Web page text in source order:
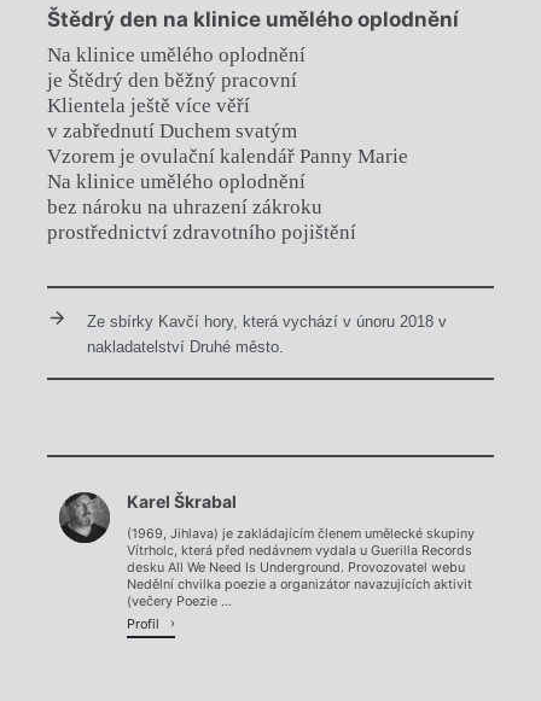
Štědrý den na klinice umělého oplodnění
Na klinice umělého oplodnění
je Štědrý den běžný pracovní
Klientela ještě více věří
v zabřednutí Duchem svatým
Vzorem je ovulační kalendář Panny Marie
Na klinice umělého oplodnění
bez nároku na uhrazení zákroku
prostřednictví zdravotního pojištění
Ze sbírky Kavčí hory, která vychází v únoru 2018 v
nakladatelství Druhé město.
Chviličku.
Načítá se.
Karel Škrabal
(1969, Jihlava) je zakládajícím členem umělecké skupiny
Vítrholc, která před nedávnem vydala u Guerilla Records
desku All We Need Is Underground. Provozovatel webu
Nedělní chvilka poezie a organizátor navazujících aktivit
(večery Poezie ...
Profil